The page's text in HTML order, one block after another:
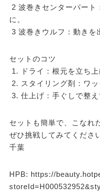
2 波巻きセンターパート
に。
3 波巻きウルフ：動きを
セットのコツ
1. ドライ：根元を立ち上
2. スタイリング剤：ワ
3. 仕上げ：手ぐしで整え
セットも簡単で、こなれ
ぜひ挑戦してみてくださ
千葉
HPB: https://